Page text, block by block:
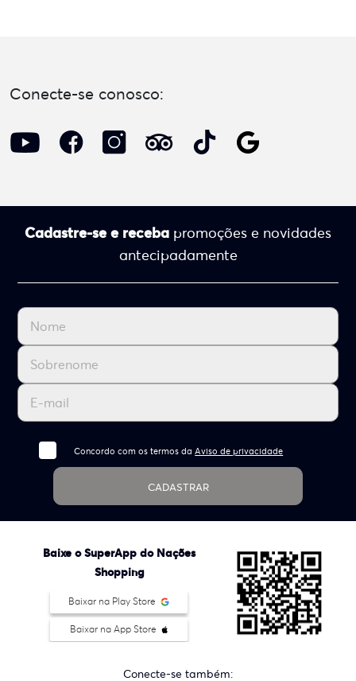
Conecte-se conosco:
Cadastre-se e receba promoções e novidades
antecipadamente
Concordo com os termos daAviso de privacidade
CADASTRAR
Baixe o SuperApp do Nações
Shopping
Baixar na Play Store
Baixar na App Store
Conecte-se também: